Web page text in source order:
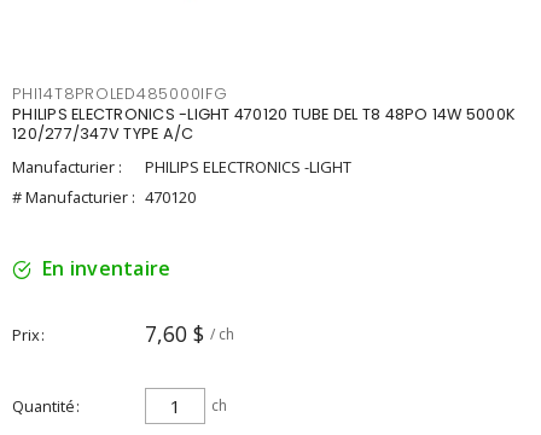
PHI14T8PROLED485000IFG
PHILIPS ELECTRONICS -LIGHT 470120 TUBE DEL T8 48PO 14W 5000K
120/277/347V TYPE A/C
Manufacturier :
PHILIPS ELECTRONICS -LIGHT
# Manufacturier : 470120
En inventaire
Prix 7,60 $ / ch
Quantité ch